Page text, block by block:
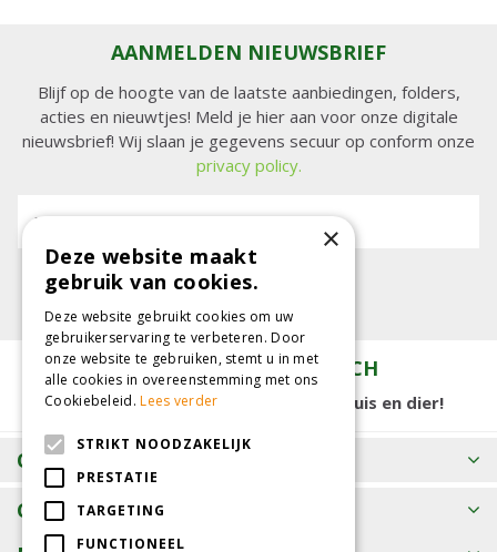
AANMELDEN NIEUWSBRIEF
Blijf op de hoogte van de laatste aanbiedingen, folders,
acties en nieuwtjes! Meld je hier aan voor onze digitale
nieuwsbrief! Wij slaan je gegevens secuur op conform onze
privacy policy.
E-mailadres:
TUINCENTRUM KOLBACH
15.000 m2 winkelplezier voor tuin, huis en dier!
OPENINGSTIJDEN
CONTACT
×
Deze website maakt
gebruik van cookies.
Deze website gebruikt cookies om uw
gebruikerservaring te verbeteren. Door
onze website te gebruiken, stemt u in met
alle cookies in overeenstemming met ons
Cookiebeleid.Lees verder
STRIKT NOODZAKELIJK
PRESTATIE
TARGETING
FUNCTIONEEL